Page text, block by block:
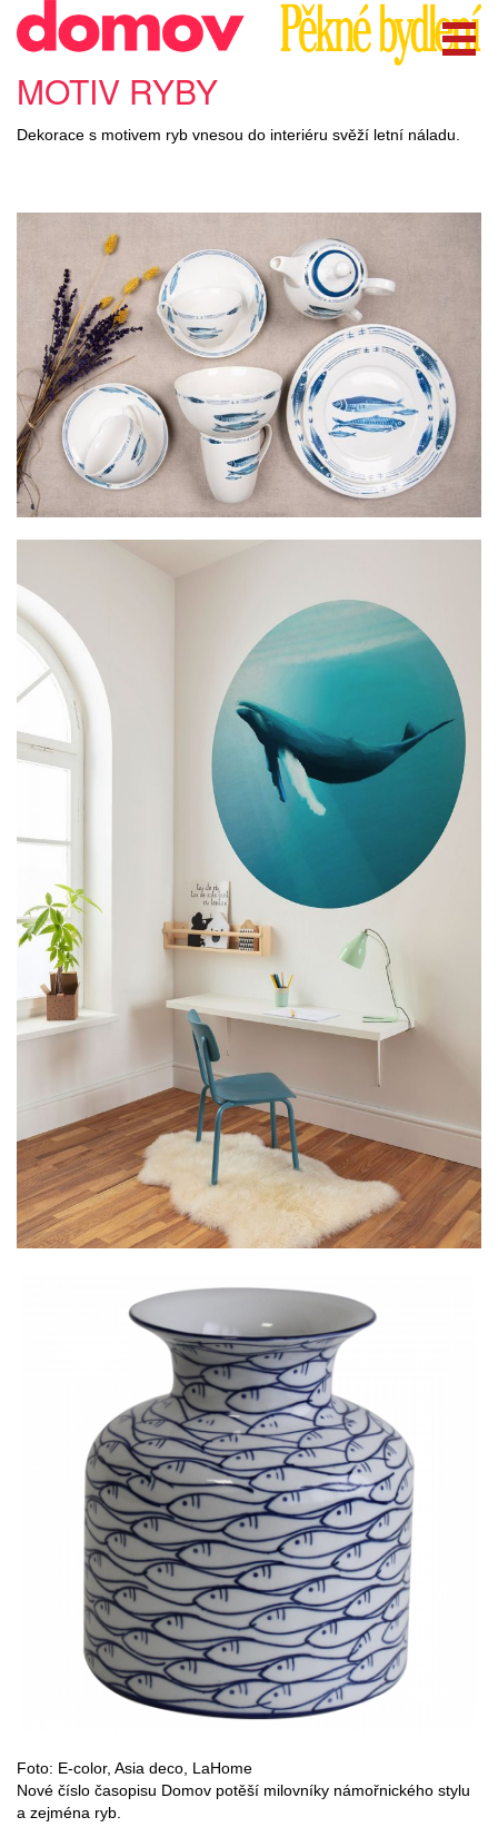
MOTIV RYBY
Dekorace s motivem ryb vnesou do interiéru svěží letní náladu.
Foto: E-color, Asia deco, LaHome
Nové číslo časopisu Domov potěší milovníky námořnického stylu
a zejména ryb.